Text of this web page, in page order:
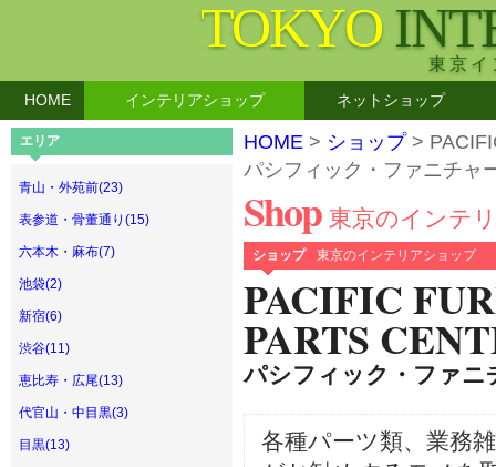
TOKYO
東京イ
HOME インテリアショップ ネットショップ
エリア
青山・外苑前(23)
表参道・骨董通り(15)
六本木・麻布(7)
池袋(2)
新宿(6)
渋谷(11)
恵比寿・広尾(13)
代官山・中目黒(3)
目黒(13)
HOME > ショップ>
パシフィック・ファニチ
Shop 東京のインテ
ショップ 東京のインテリアショップ
PACIFIC
PARTS
パシフィック・ファ
各種パーツ類、業務